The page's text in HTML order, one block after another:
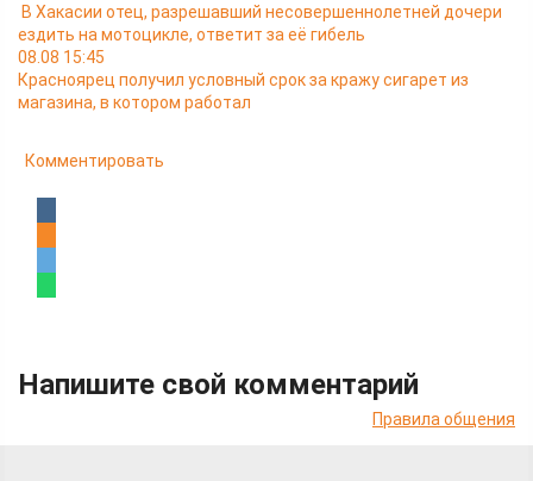
В Хакасии отец, разрешавший несовершеннолетней дочери
ездить на мотоцикле, ответит за её гибель
08.08 15:45
Красноярец получил условный срок за кражу сигарет из
магазина, в котором работал
Комментировать
Напишите свой комментарий
Правила общения